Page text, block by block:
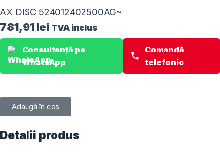
AX DISC 524012402500AG~
781,91lei TVA inclus
Consultanță pe
WhatsApp
Comandă
telefonic
Adaugă în coș
Detalii produs